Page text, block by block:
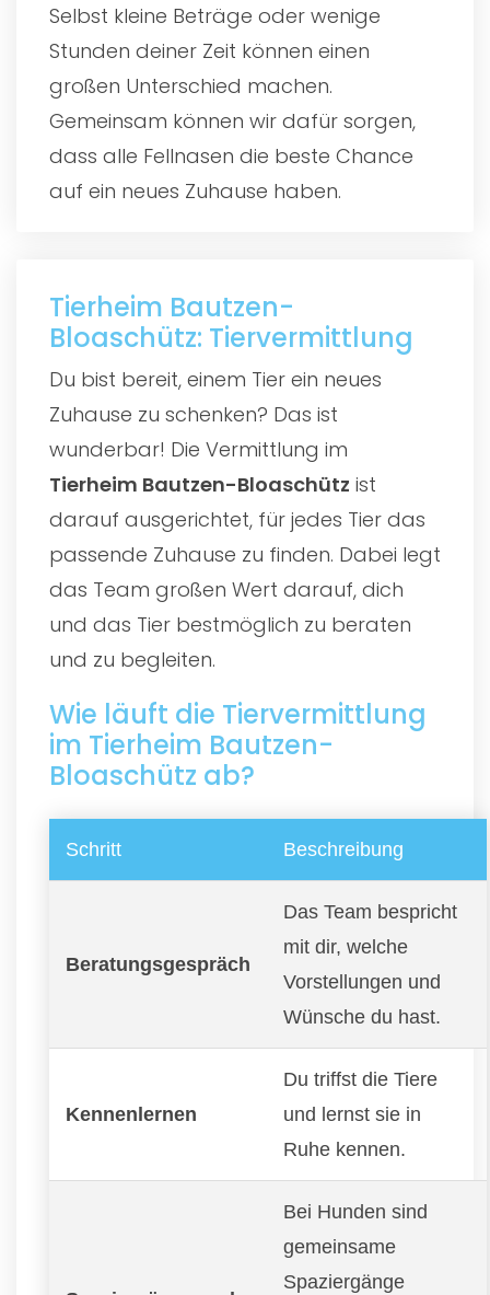
Selbst kleine Beträge oder wenige
Stunden deiner Zeit können einen
großen Unterschied machen.
Gemeinsam können wir dafür sorgen,
dass alle Fellnasen die beste Chance
auf ein neues Zuhause haben.
Tierheim Bautzen-
Bloaschütz: Tiervermittlung
Du bist bereit, einem Tier ein neues
Zuhause zu schenken? Das ist
wunderbar! Die Vermittlung im
Tierheim Bautzen-Bloaschütz ist
darauf ausgerichtet, für jedes Tier das
passende Zuhause zu finden. Dabei legt
das Team großen Wert darauf, dich
und das Tier bestmöglich zu beraten
und zu begleiten.
Wie läuft die Tiervermittlung
im Tierheim Bautzen-
Bloaschütz ab?
Schritt Beschreibung
Beratungsgespräch
Das Team bespricht
mit dir, welche
Vorstellungen und
Wünsche du hast.
Kennenlernen
Du triffst die Tiere
und lernst sie in
Ruhe kennen.
Bei Hunden sind
gemeinsame
Spaziergänge